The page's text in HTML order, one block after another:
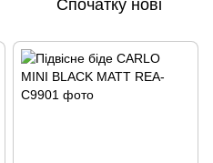
Спочатку нові